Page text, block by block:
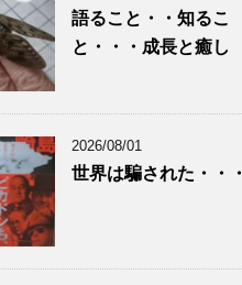
語ること・・知るこ
と・・・成長と癒し
2026/08/01
世界は騙された・・・